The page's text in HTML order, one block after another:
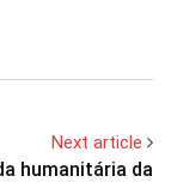
Next article
humanitária da